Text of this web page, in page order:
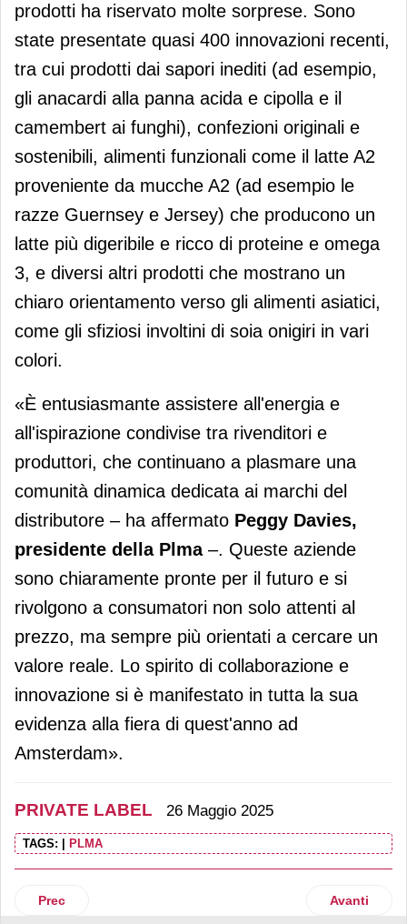
prodotti ha riservato molte sorprese. Sono
state presentate quasi 400 innovazioni recenti,
tra cui prodotti dai sapori inediti (ad esempio,
gli anacardi alla panna acida e cipolla e il
camembert ai funghi), confezioni originali e
sostenibili, alimenti funzionali come il latte A2
proveniente da mucche A2 (ad esempio le
razze Guernsey e Jersey) che producono un
latte più digeribile e ricco di proteine e omega
3, e diversi altri prodotti che mostrano un
chiaro orientamento verso gli alimenti asiatici,
come gli sfiziosi involtini di soia onigiri in vari
colori.
«È entusiasmante assistere all'energia e
all'ispirazione condivise tra rivenditori e
produttori, che continuano a plasmare una
comunità dinamica dedicata ai marchi del
distributore – ha affermato Peggy Davies,
presidente della Plma–. Queste aziende
sono chiaramente pronte per il futuro e si
rivolgono a consumatori non solo attenti al
prezzo, ma sempre più orientati a cercare un
valore reale. Lo spirito di collaborazione e
innovazione si è manifestato in tutta la sua
evidenza alla fiera di quest'anno ad
Amsterdam».
PRIVATE LABEL 26 Maggio 2025
TAGS: PLMA
Articolo precedente: Aumenta la qualità percepita della
Prec Articolo
Avanti